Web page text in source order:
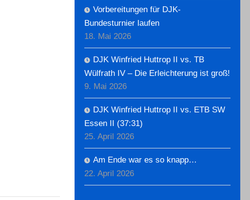
Vorbereitungen für DJK-
Bundesturnier laufen
18. Mai 2026
DJK Winfried Huttrop II vs. TB
Wülfrath IV – Die Erleichterung ist groß!
9. Mai 2026
DJK Winfried Huttrop II vs. ETB SW
Essen II (37:31)
25. April 2026
Am Ende war es so knapp…
22. April 2026